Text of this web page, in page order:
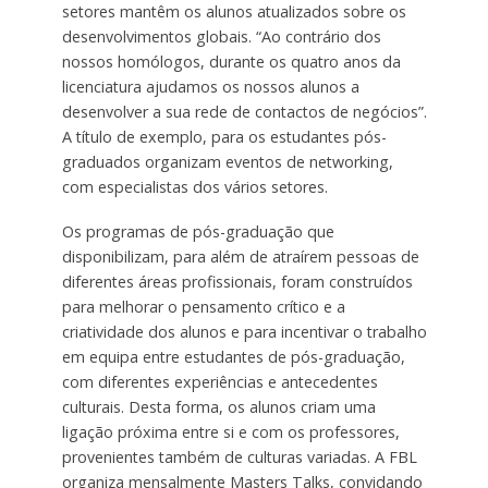
setores mantêm os alunos atualizados sobre os
desenvolvimentos globais. “Ao contrário dos
nossos homólogos, durante os quatro anos da
licenciatura ajudamos os nossos alunos a
desenvolver a sua rede de contactos de negócios”.
A título de exemplo, para os estudantes pós-
graduados organizam eventos de networking,
com especialistas dos vários setores.
Os programas de pós-graduação que
disponibilizam, para além de atraírem pessoas de
diferentes áreas profissionais, foram construídos
para melhorar o pensamento crítico e a
criatividade dos alunos e para incentivar o trabalho
em equipa entre estudantes de pós-graduação,
com diferentes experiências e antecedentes
culturais. Desta forma, os alunos criam uma
ligação próxima entre si e com os professores,
provenientes também de culturas variadas. A FBL
organiza mensalmente Masters Talks, convidando